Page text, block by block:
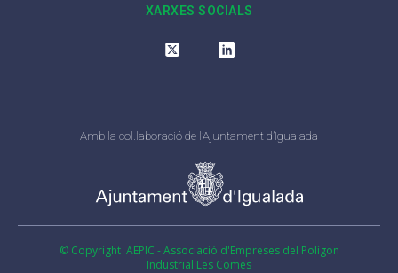
XARXES SOCIALS
Amb la col.laboració de l’Ajuntament d’Igualada
© Copyright AEPIC - Associació d'Empreses del Polígon
Industrial Les Comes